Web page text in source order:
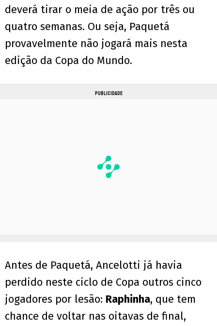
deverá tirar o meia de ação por três ou
quatro semanas. Ou seja, Paquetá
provavelmente não jogará mais nesta
edição da Copa do Mundo.
PUBLICIDADE
Antes de Paquetá, Ancelotti já havia
perdido neste ciclo de Copa outros cinco
jogadores por lesão: Raphinha, que tem
chance de voltar nas oitavas de final,